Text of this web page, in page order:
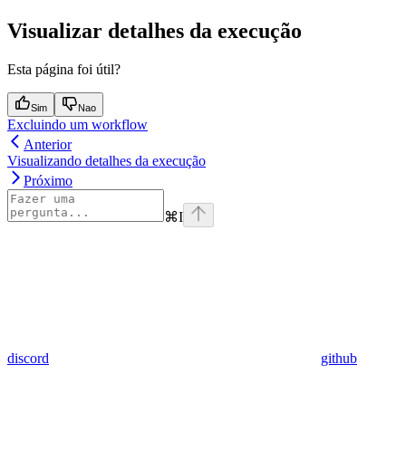
Visualizar detalhes da execução
Esta página foi útil?
Sim Nao
Excluindo um workflow
Anterior
Visualizando detalhes da execução
Próximo
⌘I
discord github